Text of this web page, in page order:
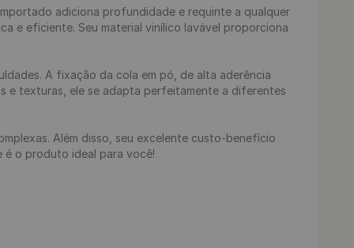
adiciona profundidade e requinte a qualquer
e eficiente. Seu material vinílico lavável proporciona
A fixação da cola em pó, de alta aderência
e texturas, ele se adapta perfeitamente a diferentes
Além disso, seu excelente custo-benefício
é o produto ideal para você!